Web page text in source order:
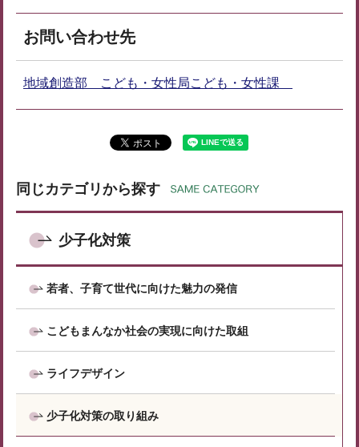
お問い合わせ先
地域創造部 こども・女性局こども・女性課
同じカテゴリから探す
少子化対策
若者、子育て世代に向けた魅力の発信
こどもまんなか社会の実現に向けた取組
ライフデザイン
少子化対策の取り組み